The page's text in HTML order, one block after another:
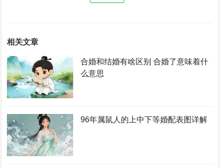
相关文章
合婚和结婚有啥区别 合婚了意味着什
么意思
96年属鼠人的上中下等婚配表图详解